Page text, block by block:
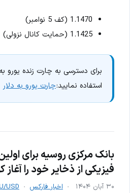
1.1470 (کف 5 نوامبر)
1.1425 (حمایت کانال نزولی)
برای دسترسی به چارت زنده یورو
استفاده نمایید:چارت یورو به دلار
بانک مرکزی روسیه برای
فیزیکی از ذخایر خود را آغاز
۳۰ آبان ۱۴۰۴ اخبار فارکس USD